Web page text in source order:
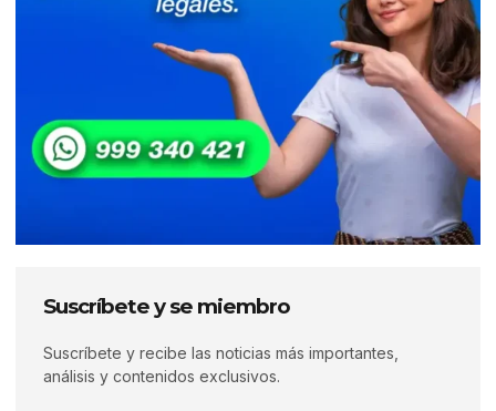
Suscríbete y se miembro
Suscríbete y recibe las noticias más importantes,
análisis y contenidos exclusivos.